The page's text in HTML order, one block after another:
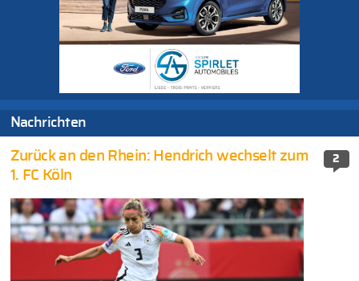
Nachrichten
2
Zurück an den Rhein: Hendrich wechselt zum
1. FC Köln